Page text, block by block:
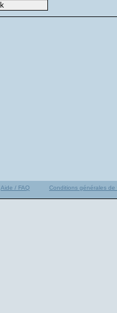
Aide / FAQ Conditions générales de